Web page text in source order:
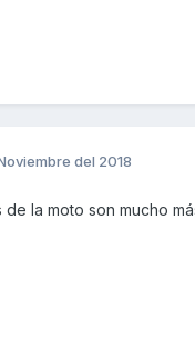
del 2018
la moto son mucho